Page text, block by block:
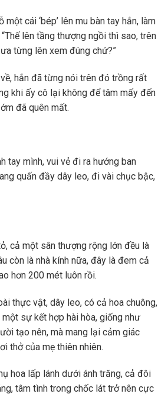
một cái ‘bép’ lên mu bàn tay hắn, làm
lên tầng thượng ngồi thì sao, trên
từng lên xem đúng chứ?”
hắn đã từng nói trên đó trồng rất
khi ấy cô lại không để tâm mấy đến
đã quên mất.
tay mình, vui vẻ đi ra hướng ban
quấn đầy dây leo, đi vài chục bậc,
cả một sân thượng rộng lớn đều là
còn là nhà kính nữa, đây là đem cả
hơn 200 mét luôn rồi.
thực vật, dây leo, có cả hoa chuông,
sự kết hợp hài hòa, giống như
tạo nên, mà mang lại cảm giác
thở của mẹ thiên nhiên.
hoa lấp lánh dưới ánh trăng, cả đôi
tâm tình trong chốc lát trở nên cực